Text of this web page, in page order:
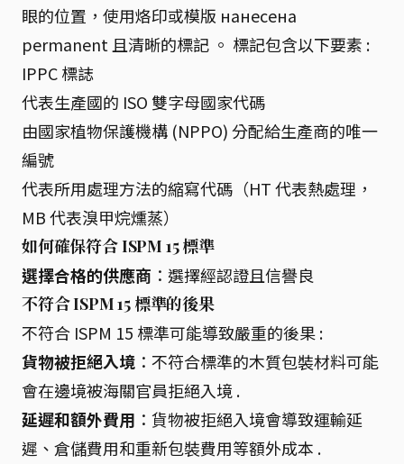
眼的位置，使用烙印或模版 нанесена
permanent 且清晰的標記 。 標記包含以下要素 :
IPPC 標誌
代表生產國的 ISO 雙字母國家代碼
由國家植物保護機構 (NPPO) 分配給生產商的唯一
編號
代表所用處理方法的縮寫代碼（HT 代表熱處理，
MB 代表溴甲烷燻蒸）
如何確保符合 ISPM 15 標準
選擇合格的供應商 ：選擇經認證且信譽良
不符合 ISPM 15 標準的後果
不符合 ISPM 15 標準可能導致嚴重的後果 :
貨物被拒絕入境 ：不符合標準的木質包裝材料可能
會在邊境被海關官員拒絕入境 .
延遲和額外費用 ：貨物被拒絕入境會導致運輸延
遲、倉儲費用和重新包裝費用等額外成本 .